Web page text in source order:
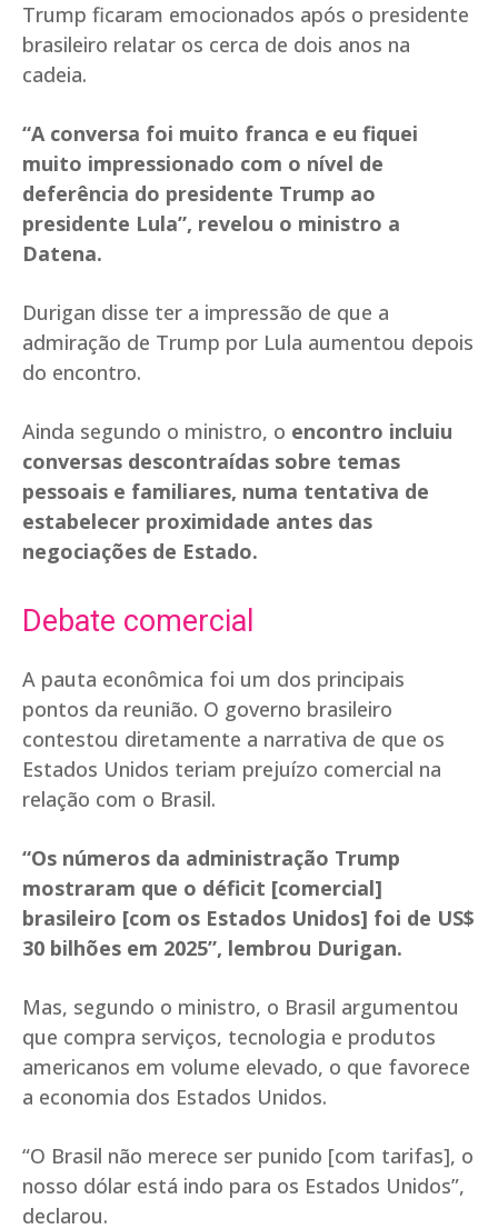
Trump ficaram emocionados após o presidente
brasileiro relatar os cerca de dois anos na
cadeia.
“A conversa foi muito franca e eu fiquei
muito impressionado com o nível de
deferência do presidente Trump ao
presidente Lula”, revelou o ministro a
Datena.
Durigan disse ter a impressão de que a
admiração de Trump por Lula aumentou depois
do encontro.
Ainda segundo o ministro, o encontro incluiu
conversas descontraídas sobre temas
pessoais e familiares, numa tentativa de
estabelecer proximidade antes das
negociações de Estado.
Debate comercial
A pauta econômica foi um dos principais
pontos da reunião. O governo brasileiro
contestou diretamente a narrativa de que os
Estados Unidos teriam prejuízo comercial na
relação com o Brasil.
“Os números da administração Trump
mostraram que o déficit [comercial]
brasileiro [com os Estados Unidos] foi de US$
30 bilhões em 2025”, lembrou Durigan.
Mas, segundo o ministro, o Brasil argumentou
que compra serviços, tecnologia e produtos
americanos em volume elevado, o que favorece
a economia dos Estados Unidos.
“O Brasil não merece ser punido [com tarifas], o
nosso dólar está indo para os Estados Unidos”,
declarou.